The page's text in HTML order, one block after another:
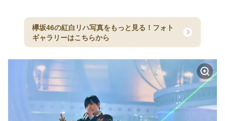
欅坂46の紅白リハ写真をもっと見る！フォト
ギャラリーはこちらから